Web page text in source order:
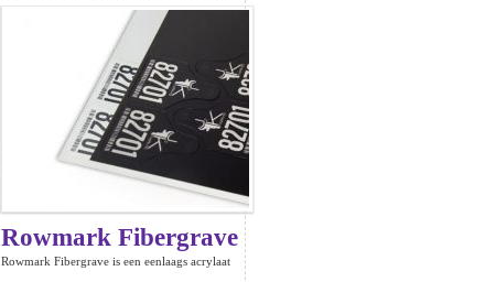
Rowmark Fibergrave
Rowmark Fibergrave is een eenlaags acrylaat